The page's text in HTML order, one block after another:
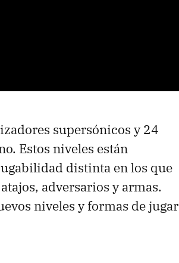
supersónicos y 24
Estos niveles están
distinta en los que
adversarios y armas.
niveles y formas de jugar